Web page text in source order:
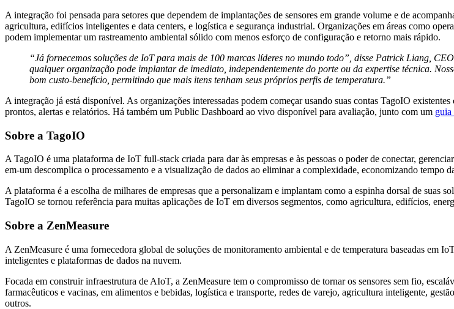
A integração foi pensada para setores que dependem de implantações de sensores em grande volume e de
agricultura, edifícios inteligentes e data centers, e logística e segurança industrial. Organizações em áreas como
podem implementar um rastreamento ambiental sólido com menos esforço de configuração e retorno mais rápido.
“Já fornecemos soluções de IoT para mais de 100 marcas líderes no mundo todo”, disse Patrick Liang,
qualquer organização pode implantar de imediato, independentemente do porte ou da expertise técnica.
bom custo-benefício, permitindo que mais itens tenham seus próprios perfis de temperatura.”
A integração já está disponível. As organizações interessadas podem começar usando suas contas TagoIO
prontos, alertas e relatórios. Há também um Public Dashboard ao vivo disponível para avaliação, junto com um guia
Sobre a TagoIO
A TagoIO é uma plataforma de IoT full-stack criada para dar às empresas e às pessoas o poder de conectar,
em-um descomplica o processamento e a visualização de dados ao eliminar a complexidade, economizando tempo
A plataforma é a escolha de milhares de empresas que a personalizam e implantam como a espinha dorsal de suas
TagoIO se tornou referência para muitas aplicações de IoT em diversos segmentos, como agricultura, edifícios,
Sobre a ZenMeasure
A ZenMeasure é uma fornecedora global de soluções de monitoramento ambiental e de temperatura baseadas em
inteligentes e plataformas de dados na nuvem.
Focada em construir infraestrutura de AIoT, a ZenMeasure tem o compromisso de tornar os sensores sem fio,
farmacêuticos e vacinas, em alimentos e bebidas, logística e transporte, redes de varejo, agricultura inteligente,
outros.